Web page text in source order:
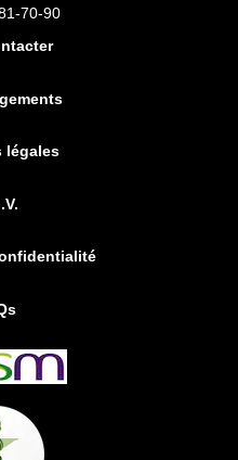
70-90
légales